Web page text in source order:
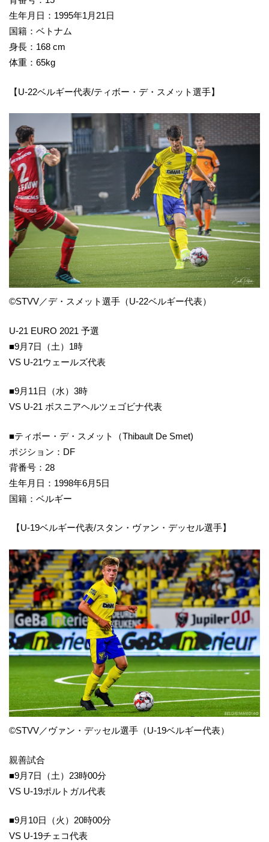
生年月日：1995年1月21日
国籍：ベトナム
身長：168 cm
体重：65kg
【U-22ベルギー代表/ティボー・デ・スメット選手】
©STVV／デ・スメット選手（U-22ベルギー代表）
U-21 EURO 2021 予選
■9月7日（土）1時
VS U-21ウェールズ代表
■9月11日（水）3時
VS U-21 ボスニアヘルツェゴビナ代表
■ティボー・デ・スメット（Thibault De Smet)
ポジション：DF
背番号：28
生年月日：1998年6月5日
国籍：ベルギー
【U-19ベルギー代表/スタン・ヴァン・デッセル選手】
©STVV／ヴァン・デッセル選手（U-19ベルギー代表）
親善試合
■9月7日（土）23時00分
VS U-19ポルトガル代表
■9月10日（火）20時00分
VS U-19チェコ代表